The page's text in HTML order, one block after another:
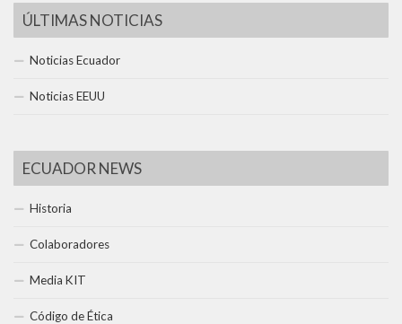
ÚLTIMAS NOTICIAS
Noticias Ecuador
Noticias EEUU
ECUADOR NEWS
Historia
Colaboradores
Media KIT
Código de Ética